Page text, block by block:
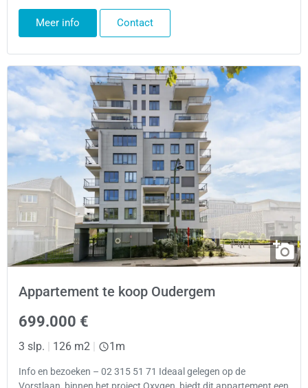
Meer info Contact
Appartement te koop Oudergem
699.000 €
3 slp. | 126 m2 | 1m
Info en bezoeken – 02 315 51 71 Ideaal gelegen op de